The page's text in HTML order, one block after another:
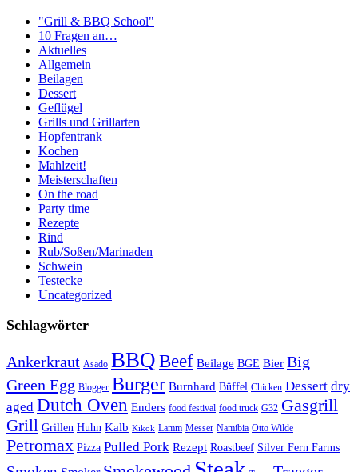
"Grill & BBQ School"
10 Fragen an…
Aktuelles
Allgemein
Beilagen
Dessert
Geflügel
Grills und Grillarten
Hopfentrank
Kochen
Mahlzeit!
Meisterschaften
On the road
Party time
Rezepte
Rind
Rub/Soßen/Marinaden
Schwein
Testecke
Uncategorized
Schlagwörter
Ankerkraut Asado BBQBeef Beilage BGE Bier Big
Green Egg Blogger Burger Burnhard Büffel Chicken Dessert dry
aged Dutch Oven Enders food festival food truck G32 Gasgrill
Grill Grillen Huhn Kalb Kikok Lamm Messer Namibia Otto Wilde
Petromax Pizza Pulled Pork Rezept Roastbeef Silver Fern Farms